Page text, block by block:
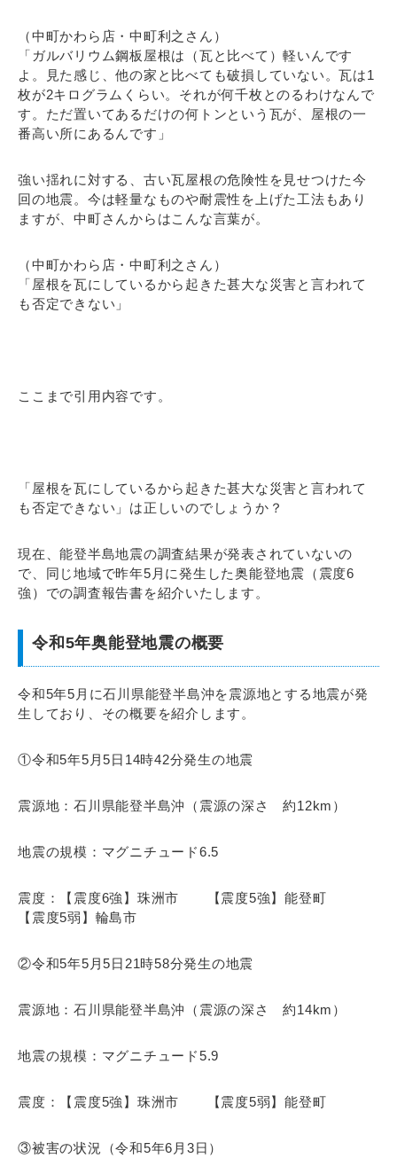
（中町かわら店・中町利之さん）
「ガルバリウム鋼板屋根は（瓦と比べて）軽いんです
よ。見た感じ、他の家と比べても破損していない。瓦は1
枚が2キログラムくらい。それが何千枚とのるわけなんで
す。ただ置いてあるだけの何トンという瓦が、屋根の一
番高い所にあるんです」
強い揺れに対する、古い瓦屋根の危険性を見せつけた今
回の地震。今は軽量なものや耐震性を上げた工法もあり
ますが、中町さんからはこんな言葉が。
（中町かわら店・中町利之さん）
「屋根を瓦にしているから起きた甚大な災害と言われて
も否定できない」
ここまで引用内容です。
「屋根を瓦にしているから起きた甚大な災害と言われて
も否定できない」は正しいのでしょうか？
現在、能登半島地震の調査結果が発表されていないの
で、同じ地域で昨年5月に発生した奥能登地震（震度6
強）での調査報告書を紹介いたします。
令和5年奥能登地震の概要
令和5年5月に石川県能登半島沖を震源地とする地震が発
生しており、その概要を紹介します。
①令和5年5月5日14時42分発生の地震
震源地：石川県能登半島沖（震源の深さ 約12km）
地震の規模：マグニチュード6.5
震度：【震度6強】珠洲市 【震度5強】能登町
【震度5弱】輪島市
②令和5年5月5日21時58分発生の地震
震源地：石川県能登半島沖（震源の深さ 約14km）
地震の規模：マグニチュード5.9
震度：【震度5強】珠洲市 【震度5弱】能登町
③被害の状況（令和5年6月3日）